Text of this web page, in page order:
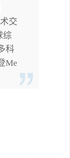
交
综
科
Me